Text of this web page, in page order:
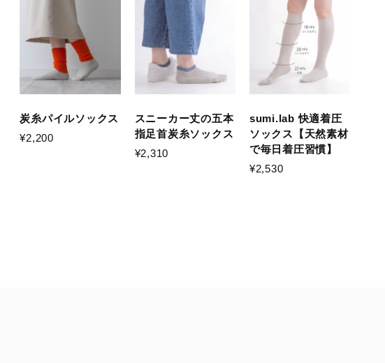
炭糸パイルソックス
¥2,200
スニーカー丈の五本
指足首炭糸ソックス
¥2,310
sumi.lab 快適着圧
ソックス【天然素材
で毎日着圧習慣】
¥2,530